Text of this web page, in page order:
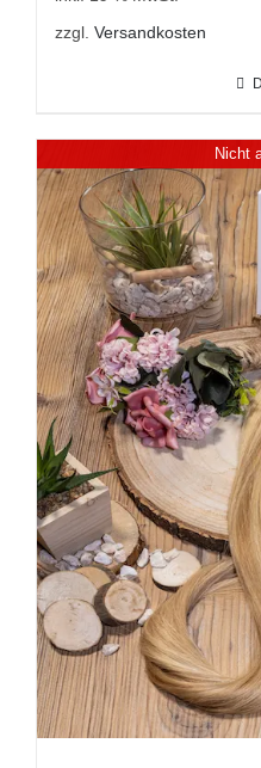
zzgl. Versandkosten
Nicht